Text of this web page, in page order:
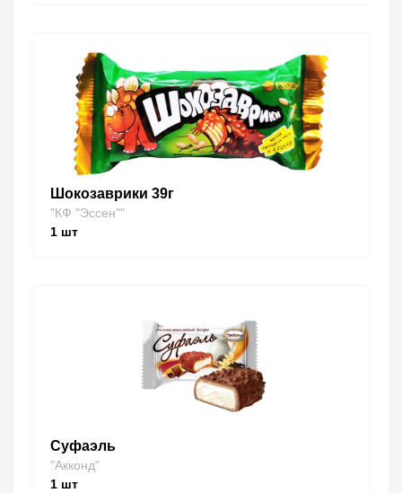
Шокозаврики 39г
"КФ "Эссен""
1 шт
Суфаэль
"Акконд"
1 шт